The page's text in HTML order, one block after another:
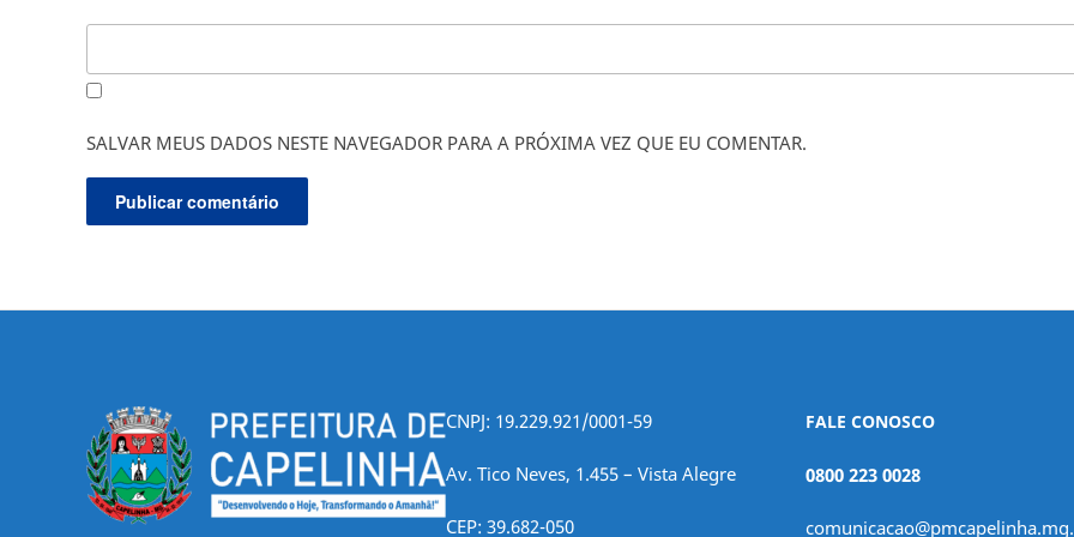
SALVAR MEUS DADOS NESTE NAVEGADOR PARA A PRÓXIMA VEZ QUE EU COMENTAR.
CNPJ: 19.229.921/0001-59
Av. Tico Neves, 1.455 – Vista Alegre
CEP: 39.682-050
FALE CONOSCO
0800 223 0028